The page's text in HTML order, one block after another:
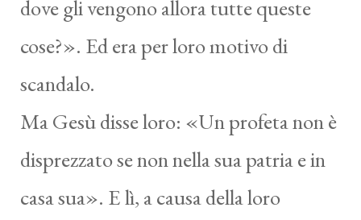
dove gli vengono allora tutte queste
cose?». Ed era per loro motivo di
scandalo.
Ma Gesù disse loro: «Un profeta non è
disprezzato se non nella sua patria e in
casa sua». E lì, a causa della loro